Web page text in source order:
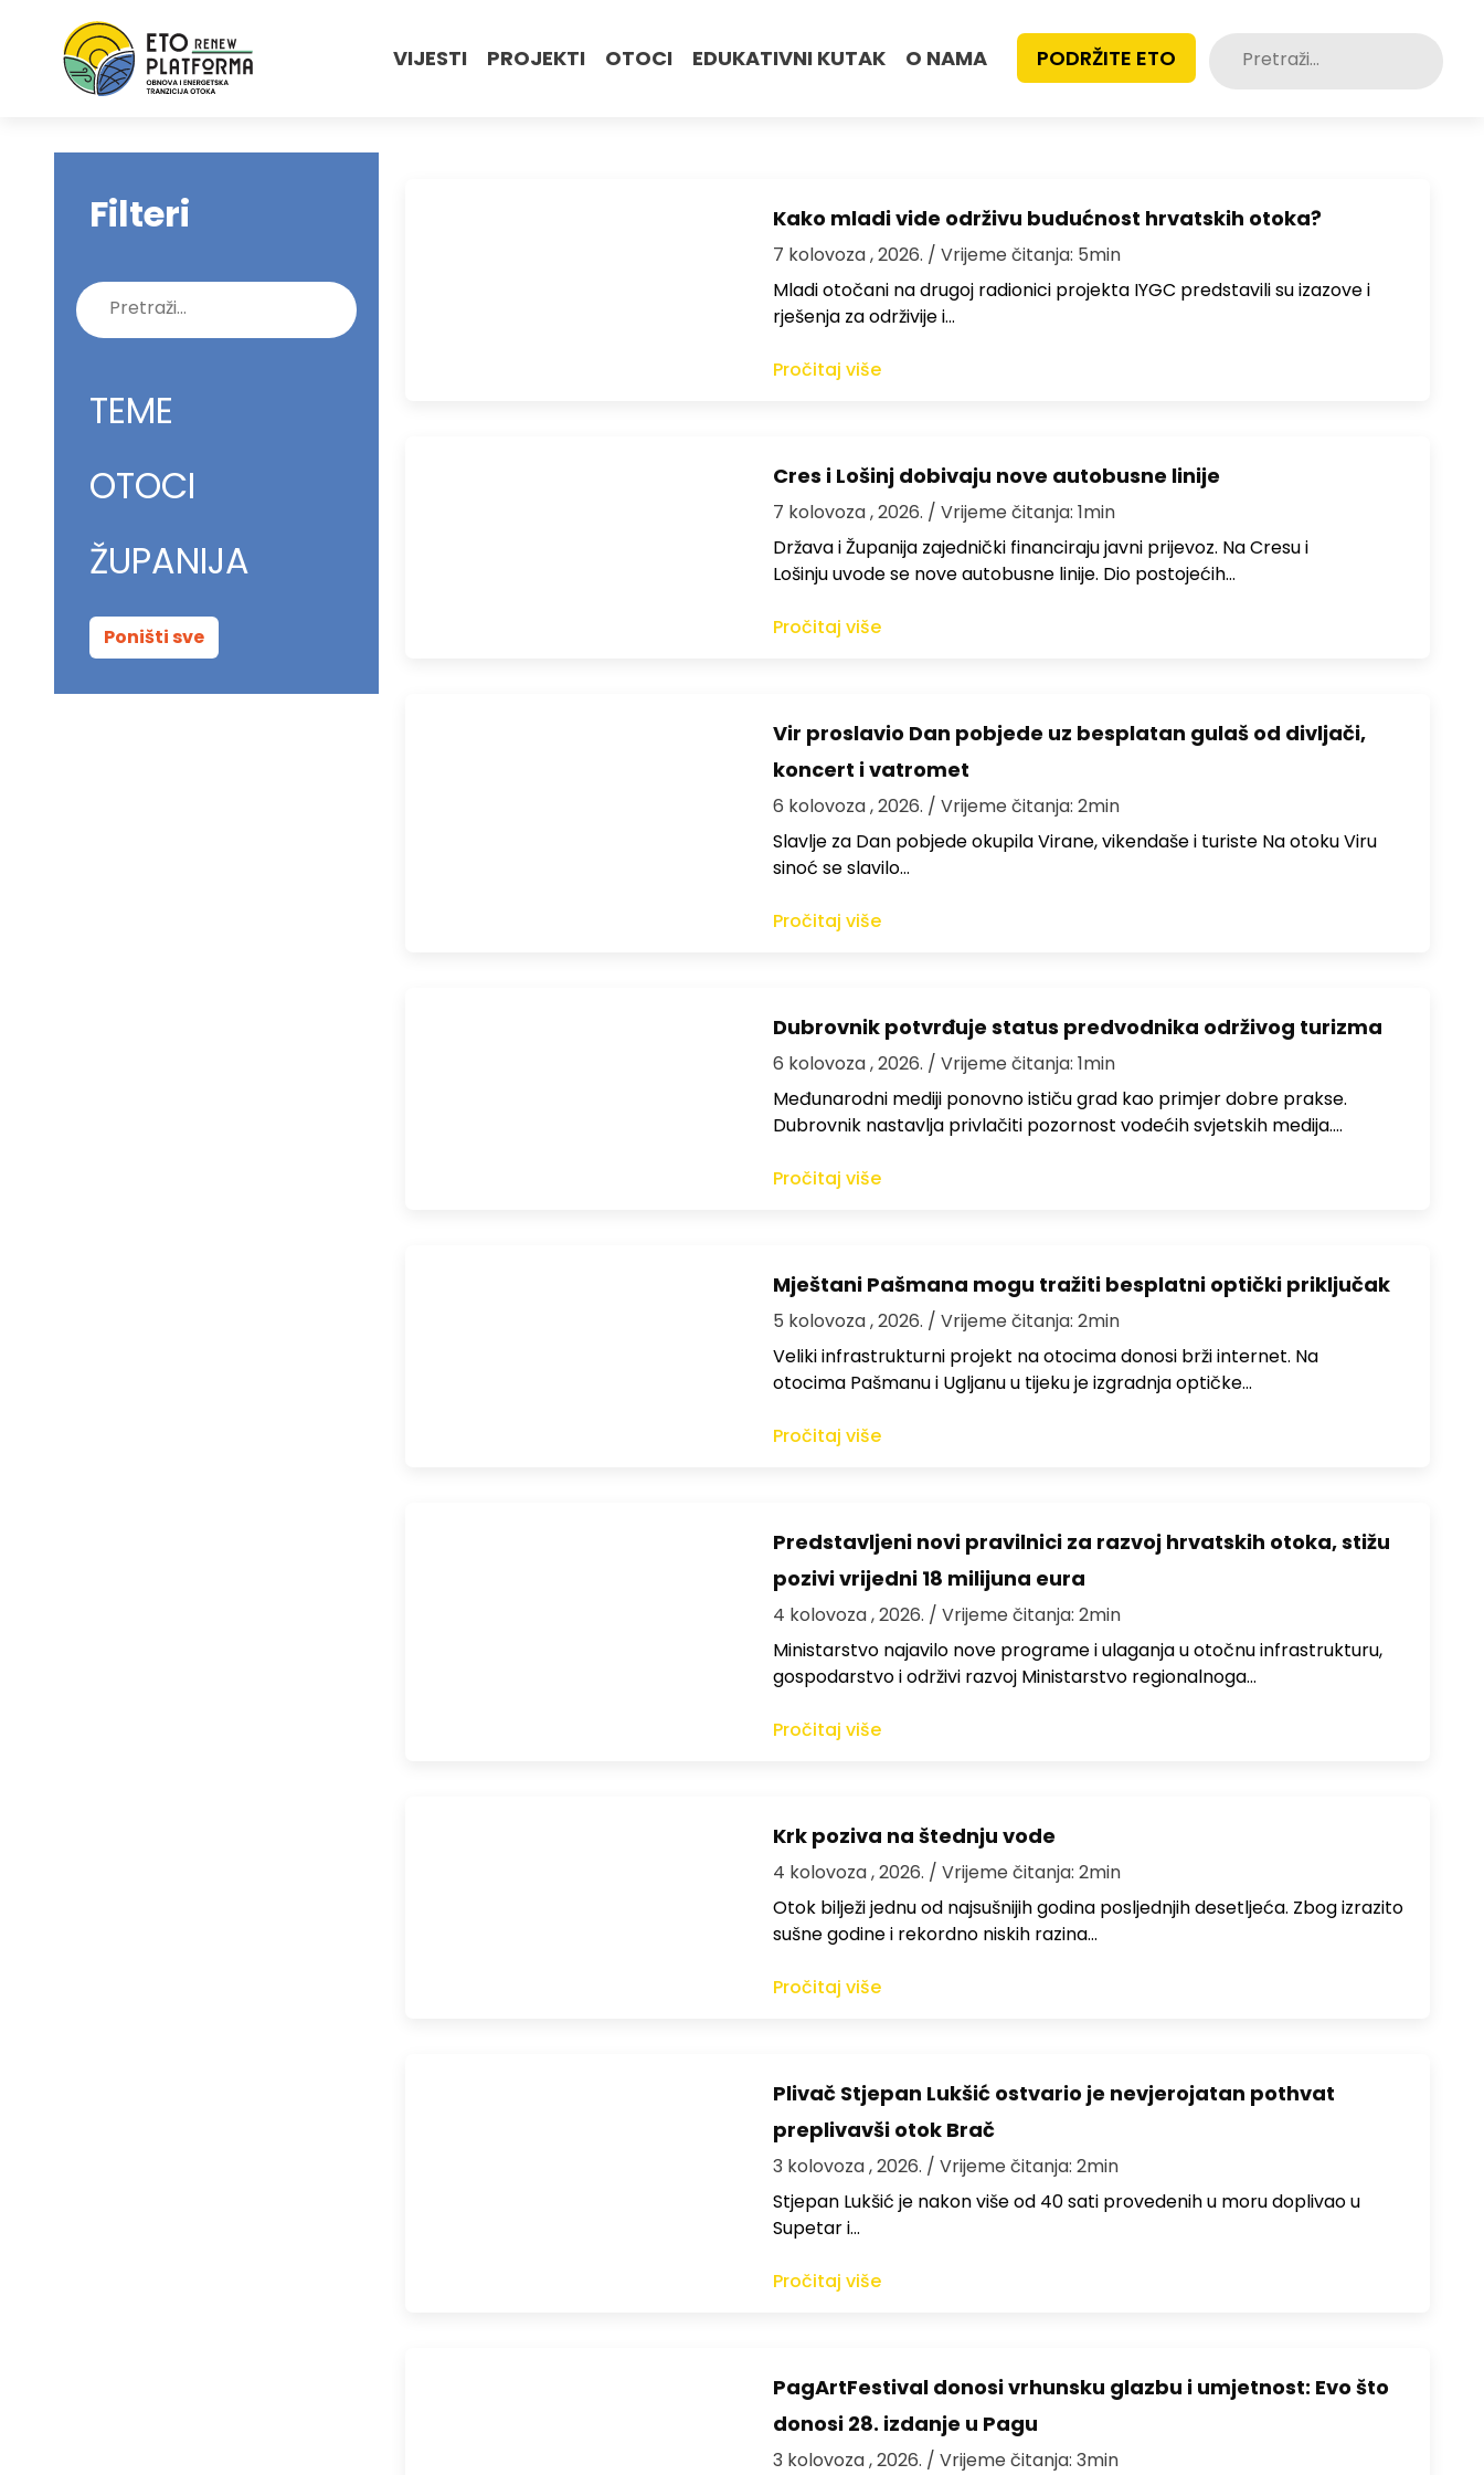
VIJESTI PROJEKTI OTOCI EDUKATIVNI KUTAK O NAMA PODRŽITE ETO Pretraži:
Filteri
Pretraži:
TEME
OTOCI
ŽUPANIJA
Poništi sve
Kako mladi vide održivu budućnost hrvatskih otoka?
7 kolovoza , 2026. / Vrijeme čitanja: 5min
Mladi otočani na drugoj radionici projekta IYGC predstavili su izazove i
rješenja za održivije i…
Pročitaj više
Cres i Lošinj dobivaju nove autobusne linije
7 kolovoza , 2026. / Vrijeme čitanja: 1min
Država i Županija zajednički financiraju javni prijevoz. Na Cresu i
Lošinju uvode se nove autobusne linije. Dio postojećih…
Pročitaj više
Vir proslavio Dan pobjede uz besplatan gulaš od divljači,
koncert i vatromet
6 kolovoza , 2026. / Vrijeme čitanja: 2min
Slavlje za Dan pobjede okupila Virane, vikendaše i turiste Na otoku Viru
sinoć se slavilo…
Pročitaj više
Dubrovnik potvrđuje status predvodnika održivog turizma
6 kolovoza , 2026. / Vrijeme čitanja: 1min
Međunarodni mediji ponovno ističu grad kao primjer dobre prakse.
Dubrovnik nastavlja privlačiti pozornost vodećih svjetskih medija.…
Pročitaj više
Mještani Pašmana mogu tražiti besplatni optički priključak
5 kolovoza , 2026. / Vrijeme čitanja: 2min
Veliki infrastrukturni projekt na otocima donosi brži internet. Na
otocima Pašmanu i Ugljanu u tijeku je izgradnja optičke…
Pročitaj više
Predstavljeni novi pravilnici za razvoj hrvatskih otoka, stižu
pozivi vrijedni 18 milijuna eura
4 kolovoza , 2026. / Vrijeme čitanja: 2min
Ministarstvo najavilo nove programe i ulaganja u otočnu infrastrukturu,
gospodarstvo i održivi razvoj Ministarstvo regionalnoga…
Pročitaj više
Krk poziva na štednju vode
4 kolovoza , 2026. / Vrijeme čitanja: 2min
Otok bilježi jednu od najsušnijih godina posljednjih desetljeća. Zbog izrazito
sušne godine i rekordno niskih razina…
Pročitaj više
Plivač Stjepan Lukšić ostvario je nevjerojatan pothvat
preplivavši otok Brač
3 kolovoza , 2026. / Vrijeme čitanja: 2min
St​jepan Lukšić je nakon više od 40 sati provedenih u moru doplivao u
Supetar i…
Pročitaj više
PagArtFestival donosi vrhunsku glazbu i umjetnost: Evo što
donosi 28. izdanje u Pagu
3 kolovoza , 2026. / Vrijeme čitanja: 3min